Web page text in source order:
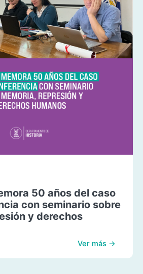
50 años del caso
con seminario sobre
y derechos
Ver más →